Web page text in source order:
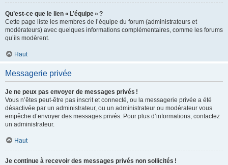
Qu’est-ce que le lien « L’équipe » ?
Cette page liste les membres de l’équipe du forum (administrateurs et
modérateurs) avec quelques informations complémentaires, comme les forums
qu’ils modèrent.
Haut
Messagerie privée
Je ne peux pas envoyer de messages privés !
Vous n’êtes peut-être pas inscrit et connecté, ou la messagerie privée a été
désactivée par un administrateur, ou un administrateur ou modérateur vous
empêche d’envoyer des messages privés. Pour plus d’informations, contactez
un administrateur.
Haut
Je continue à recevoir des messages privés non sollicités !